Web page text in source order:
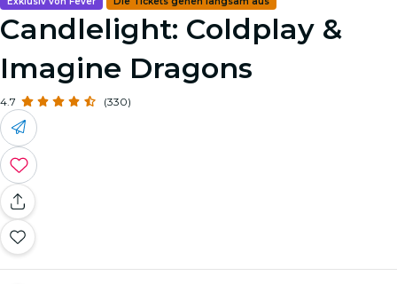
Candlelight: Coldplay &
Imagine Dragons
4.7 (330)